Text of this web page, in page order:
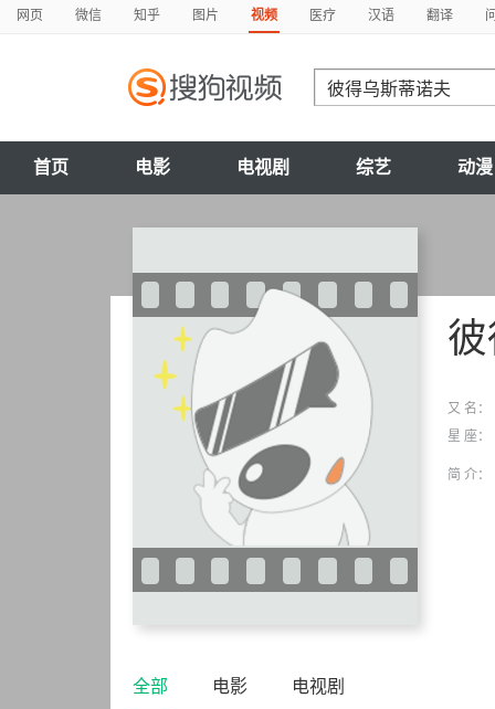
网页 微信 知乎 图片 视频 医疗 汉语 翻译
首页 电影 电视剧 综艺 动漫
彼
又 名：
星 座：
简 介：
全部 电影 电视剧